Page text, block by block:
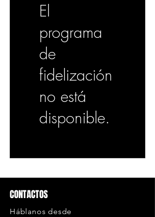
El
programa
de
fidelización
no está
disponible.
CONTACTOS
Háblanos desde